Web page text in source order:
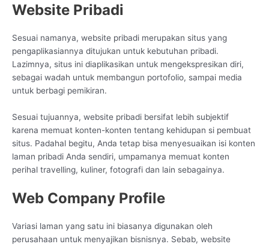
Website Pribadi
Sesuai namanya, website pribadi merupakan situs yang
pengaplikasiannya ditujukan untuk kebutuhan pribadi.
Lazimnya, situs ini diaplikasikan untuk mengekspresikan diri,
sebagai wadah untuk membangun portofolio, sampai media
untuk berbagi pemikiran.
Sesuai tujuannya, website pribadi bersifat lebih subjektif
karena memuat konten-konten tentang kehidupan si pembuat
situs. Padahal begitu, Anda tetap bisa menyesuaikan isi konten
laman pribadi Anda sendiri, umpamanya memuat konten
perihal travelling, kuliner, fotografi dan lain sebagainya.
Web Company Profile
Variasi laman yang satu ini biasanya digunakan oleh
perusahaan untuk menyajikan bisnisnya. Sebab, website